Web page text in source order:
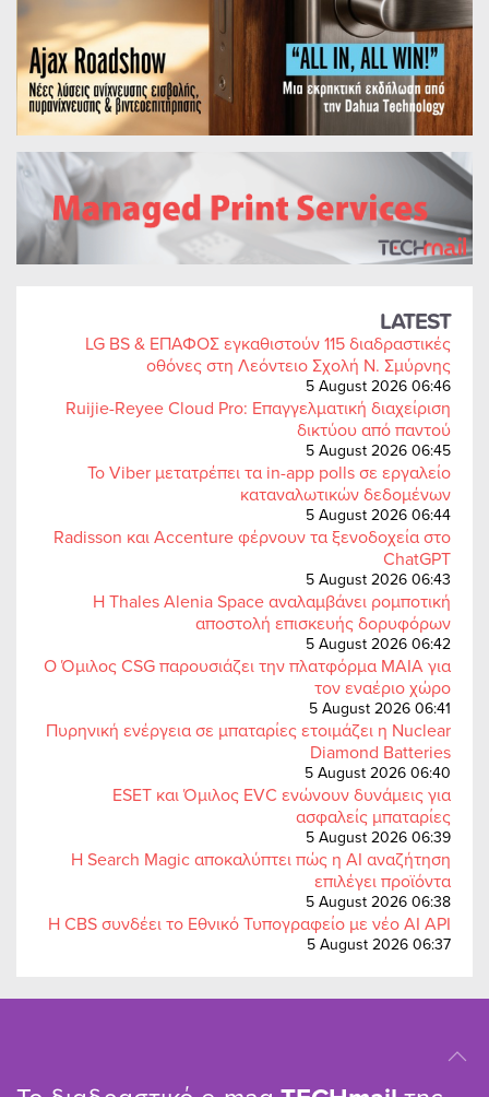
LATEST
LG BS & ΕΠΑΦΟΣ εγκαθιστούν 115 διαδραστικές
οθόνες στη Λεόντειο Σχολή Ν. Σμύρνης
5 August 2026 06:46
Ruijie-Reyee Cloud Pro: Επαγγελματική διαχείριση
δικτύου από παντού
5 August 2026 06:45
Το Viber μετατρέπει τα in-app polls σε εργαλείο
καταναλωτικών δεδομένων
5 August 2026 06:44
Radisson και Accenture φέρνουν τα ξενοδοχεία στο
ChatGPT
5 August 2026 06:43
Η Thales Alenia Space αναλαμβάνει ρομποτική
αποστολή επισκευής δορυφόρων
5 August 2026 06:42
Ο Όμιλος CSG παρουσιάζει την πλατφόρμα MAIA για
τον εναέριο χώρο
5 August 2026 06:41
Πυρηνική ενέργεια σε μπαταρίες ετοιμάζει η Nuclear
Diamond Batteries
5 August 2026 06:40
ESET και Όμιλος EVC ενώνουν δυνάμεις για
ασφαλείς μπαταρίες
5 August 2026 06:39
Η Search Magic αποκαλύπτει πώς η AI αναζήτηση
επιλέγει προϊόντα
5 August 2026 06:38
Η CBS συνδέει το Εθνικό Τυπογραφείο με νέο AI API
5 August 2026 06:37